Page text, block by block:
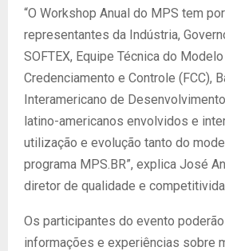
“O Workshop Anual do MPS tem
representantes da Indústria,
SOFTEX, Equipe Técnica do
Credenciamento e Controle (FCC),
Interamericano de
latino-americanos envolvidos e
utilização e evolução tanto do
programa MPS.BR”, explica José
diretor de qualidade e
Os participantes do evento
informações e experiências sobre